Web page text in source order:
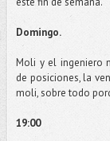
Domingo.
Moli y el ingeniero
de posiciones, la
moli, sobre todo
19:00